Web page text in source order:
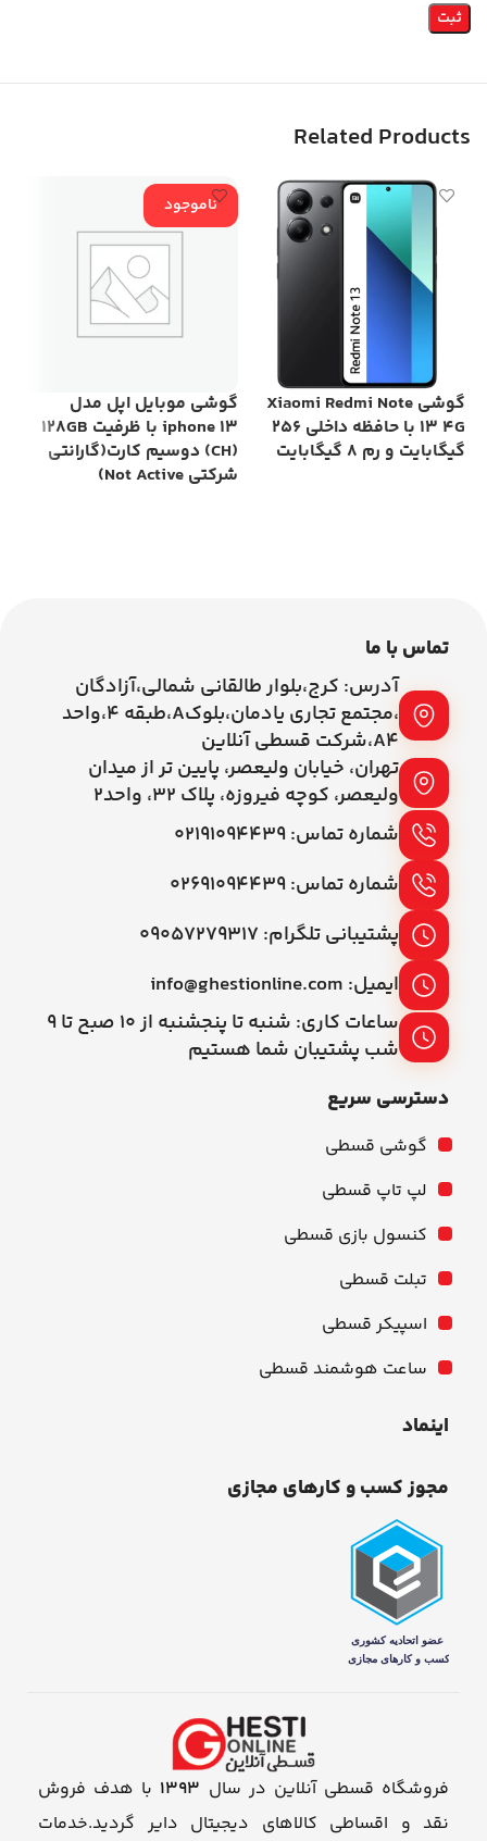
Related Products
گوشی Xiaomi Redmi Note
13 4G با حافظه داخلی 256
گیگابایت و رم 8 گیگابایت
ناموجود
گوشی موبایل اپل مدل
iphone 13 با ظرفیت 128GB
(CH) دوسیم کارت(گارانتی
شرکتی Not Active)
تماس با ما
آدرس: کرج،بلوار طالقانی شمالی،آزادگان
،مجتمع تجاری یادمان،بلوکA،طبقه ۴،واحد
A4،شرکت قسطی آنلاین
تهران، خیابان ولیعصر، پایین تر از میدان
ولیعصر، کوچه فیروزه، پلاک 32، واحد2
شماره تماس: ۰۲۱۹۱۰۹۴۴۳۹
شماره تماس: ۰۲۶۹۱۰۹۴۴۳۹
پشتیبانی تلگرام: ۰۹۰۵۷۲۷۹۳۱۷
ایمیل: info@ghestionline.com
ساعات کاری: شنبه تا پنجشنبه از ۱۰ صبح تا ۹
شب پشتیبان شما هستیم
دسترسی سریع
گوشی قسطی
لپ تاپ قسطی
کنسول بازی قسطی
تبلت قسطی
اسپیکر قسطی
ساعت هوشمند قسطی
اینماد
مجوز کسب و کارهای مجازی
فروشگاه قسطی آنلاین در سال 1393 با هدف فروش
نقد و اقساطی کالاهای دیجیتال دایر گردید.خدمات